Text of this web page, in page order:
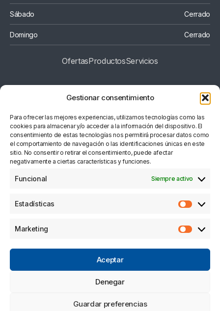
Gestionar consentimiento
Para ofrecer las mejores experiencias, utilizamos tecnologías como las
cookies para almacenar y/o acceder a la información del dispositivo. El
consentimiento de estas tecnologías nos permitirá procesar datos como
el comportamiento de navegación o las identificaciones únicas en este
sitio. No consentir o retirar el consentimiento, puede afectar
negativamente a ciertas características y funciones.
Funcional Siempre activo
Estadísticas
Marketing
Aceptar
Denegar
Guardar preferencias
Sábado Cerrado
Domingo Cerrado
OfertasProductosSErvicios
Copyright © 2026 Automoción Benejúzar S.L.
Aviso LegalPolítica De PrivacidadCondiciones Generales
Política De Cookies
Otros sitios de DAF +